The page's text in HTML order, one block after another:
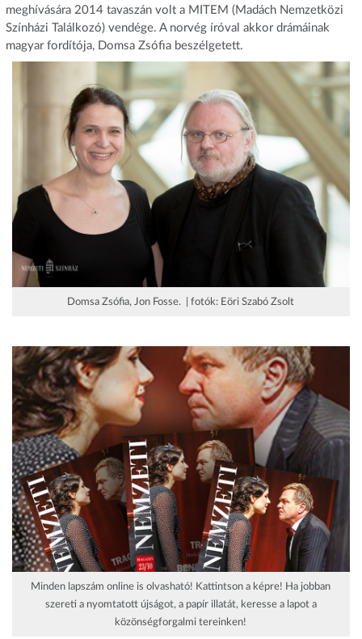
meghívására 2014 tavaszán volt a MITEM (Madách Nemzetközi
Színházi Találkozó) vendége. A norvég íróval akkor drámáinak
magyar fordítója, Domsa Zsófia beszélgetett.
Domsa Zsófia, Jon Fosse. | fotók: Eöri Szabó Zsolt
Minden lapszám online is olvasható! Kattintson a képre! Ha jobban
szereti a nyomtatott újságot, a papír illatát, keresse a lapot a
közönségforgalmi tereinken!